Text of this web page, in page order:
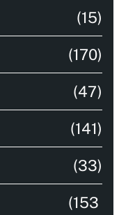
(15)
(170)
(47)
(141)
(33)
(153